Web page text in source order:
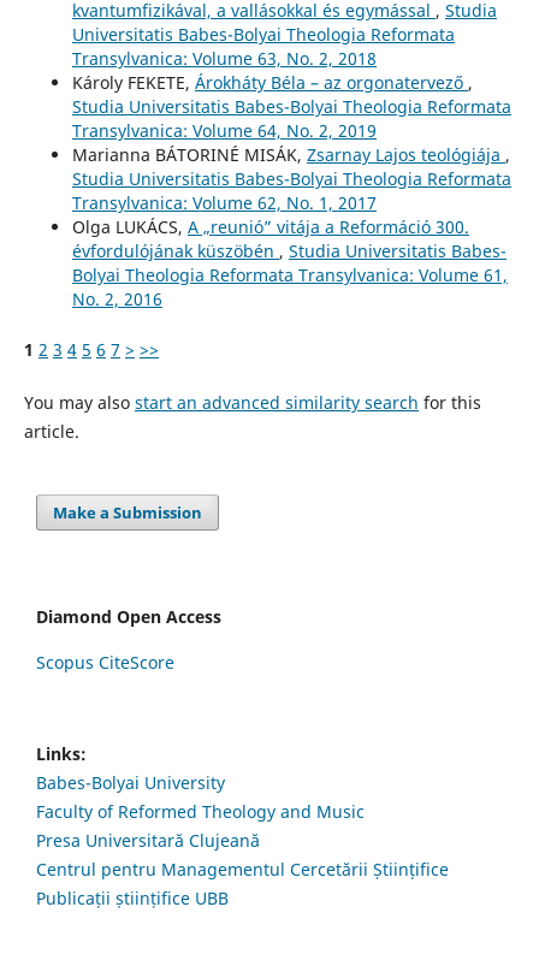
kvantumfizikával, a vallásokkal és egymással , Studia
Universitatis Babes-Bolyai Theologia Reformata
Transylvanica: Volume 63, No. 2, 2018
Károly FEKETE, Árokháty Béla – az orgonatervező ,
Studia Universitatis Babes-Bolyai Theologia Reformata
Transylvanica: Volume 64, No. 2, 2019
Marianna BÁTORINÉ MISÁK, Zsarnay Lajos teológiája ,
Studia Universitatis Babes-Bolyai Theologia Reformata
Transylvanica: Volume 62, No. 1, 2017
Olga LUKÁCS, A „reunió” vitája a Reformáció 300.
évfordulójának küszöbén , Studia Universitatis Babes-
Bolyai Theologia Reformata Transylvanica: Volume 61,
No. 2, 2016
1 2 3 4 5 6 7 > >>
You may also start an advanced similarity search for this
article.
Make a Submission
Diamond Open Access
Scopus CiteScore
Links:
Babes-Bolyai University
Faculty of Reformed Theology and Music
Presa Universitară Clujeană
Centrul pentru Managementul Cercetării Științifice
Publicații științifice UBB